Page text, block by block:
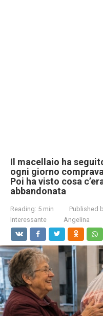
Il macellaio ha
ogni giorno
Poi ha visto cosa
abbandonata
Reading: 5 min Published
Interessante
Angelina